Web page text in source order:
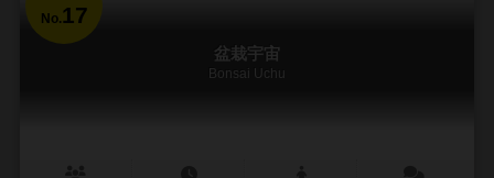
No.17
盆栽宇宙
Bonsai Uchu